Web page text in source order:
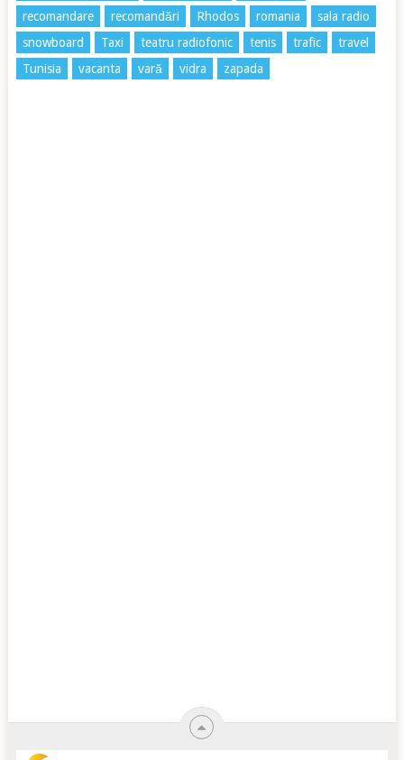
recomandare
recomandări Rhodos romania
sala radio
snowboard
Taxi teatru radiofonic tenis trafic
travel
Tunisia
vacanta vară vidra zapada